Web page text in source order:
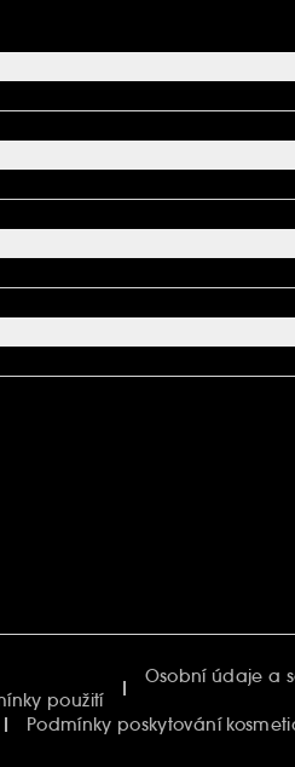
použití
Osobní údaje a
Podmínky poskytování